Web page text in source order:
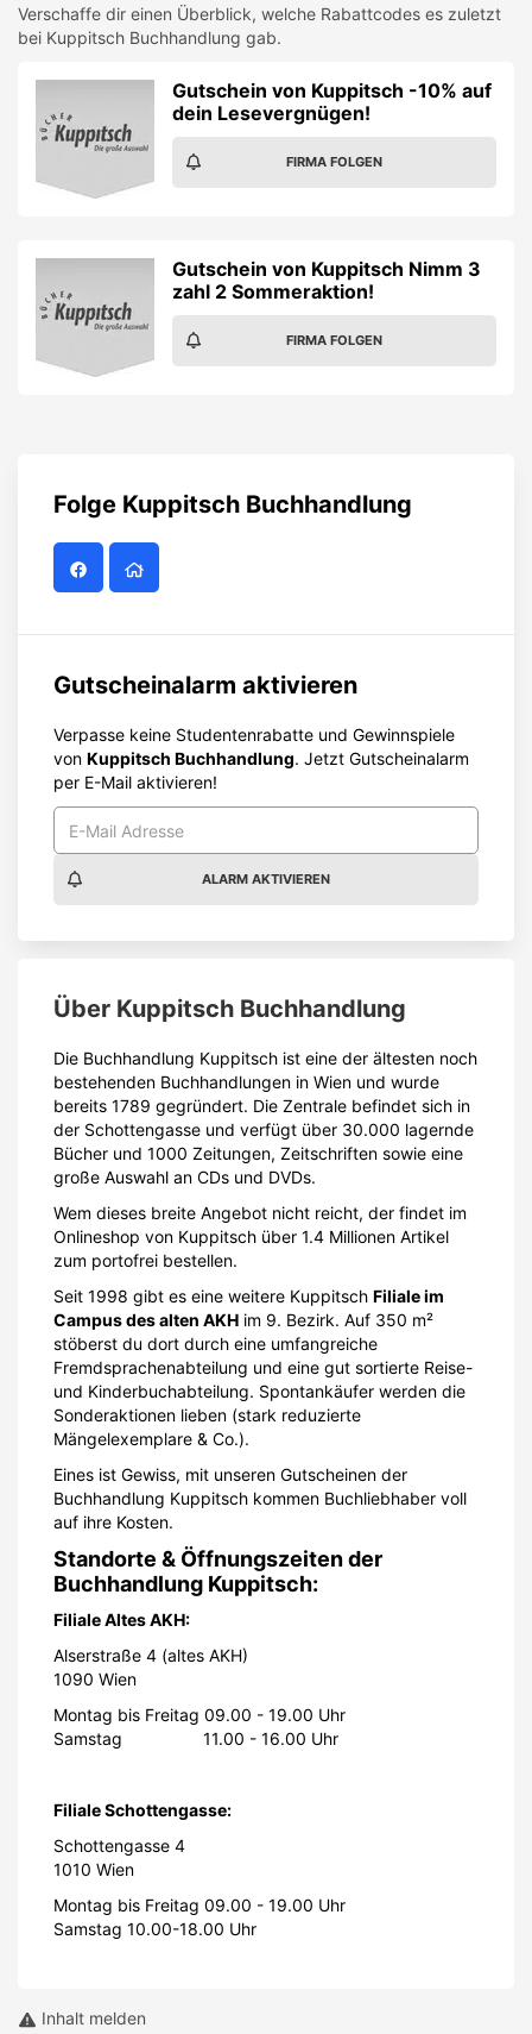
zahl 2 Sommeraktion!
per E-Mail aktivieren!
ÜberKuppitsch Buchhandlung
Die Buchhandlung Kuppitsch ist eine der ältesten noch
bestehenden Buchhandlungen in Wien und wurde
bereits 1789 gegründert. Die Zentrale befindet sich in
der Schottengasse und verfügt über 30.000 lagernde
Bücher und 1000 Zeitungen, Zeitschriften sowie eine
Wem dieses breite Angebot nicht reicht, der findet im
Seit 1998 gibt es eine weitere KuppitschFiliale im
stöberst du dort durch eine umfangreiche
Fremdsprachenabteilung und eine gut sortierte Reise-
und Kinderbuchabteilung. Spontankäufer werden die
Sonderaktionen lieben (stark reduzierte
Mängelexemplare & Co.).
Buchhandlung Kuppitsch kommen Buchliebhaber voll
auf ihre Kosten.
Buchhandlung Kuppitsch:
Filiale Altes AKH:
Alserstraße 4 (altes AKH)
1090 Wien
Montag bis Freitag 09.00 - 19.00 Uhr
Filiale Schottengasse:
Schottengasse 4
1010 Wien
Montag bis Freitag 09.00 - 19.00 Uhr
Samstag 10.00-18.00 Uhr
Inhalt melden
Deals direkt im Browser entdecken
Installiere die iamstudent Chrome Extension und sieh
Studentenrabatte, sobald du auf Partner-Websites unterwegs
bist.